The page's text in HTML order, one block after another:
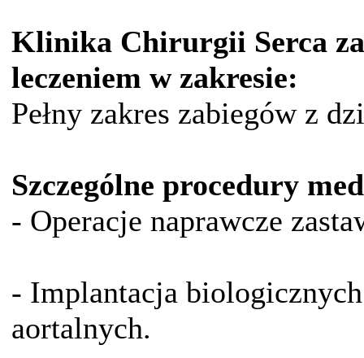
Klinika Chirurgii Serca
leczeniem w zakresie:
Pełny zakres zabiegów z
Szczególne procedury
- Operacje naprawcze
- Implantacja
aortalnych.